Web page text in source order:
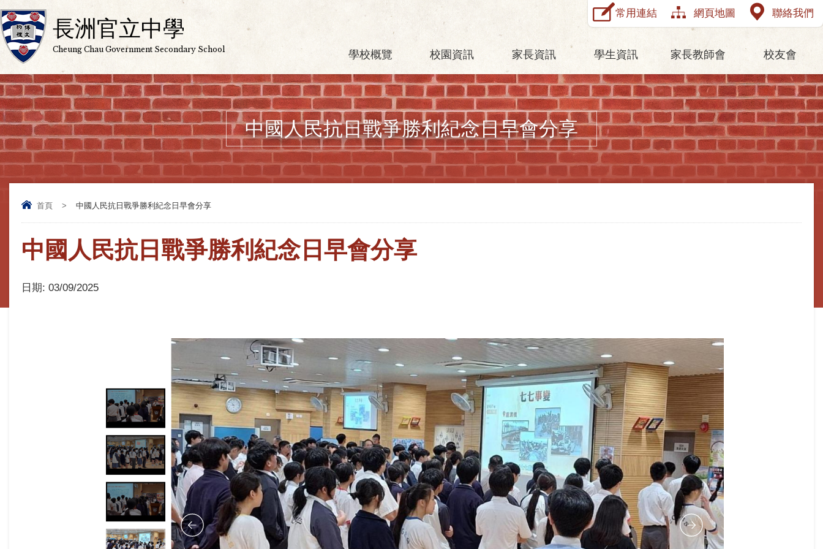
長洲官立中學
Cheung Chau Government Secondary School
常用連結 網頁地圖 聯絡我們
學校概覽 校園資訊 家長資訊 學生資訊 家長教師會 校友會
中國人民抗日戰爭勝利紀念日早會分享
首頁 > 中國人民抗日戰爭勝利紀念日早會分享
中國人民抗日戰爭勝利紀念日早會分享
日期: 03/09/2025